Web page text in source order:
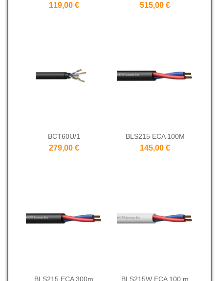
119,00 € 515,00 €
BCT60U/1
279,00 €
BLS215 ECA 100M
145,00 €
BLS215 ECA 300m BLS215W ECA 100 m